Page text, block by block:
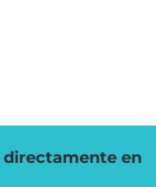
directamente en